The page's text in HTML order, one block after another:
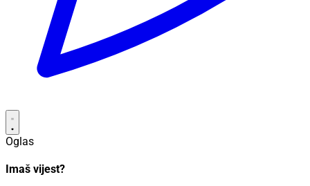
Oglas
Imaš vijest?